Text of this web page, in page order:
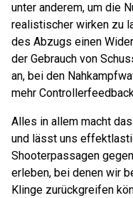
unter anderem, um die
realistischer wirken zu
des Abzugs einen
der Gebrauch von
an, bei den
mehr
Alles in allem macht
und lässt uns
Shooterpassagen
erleben, bei denen wir
Klinge zurückgreifen